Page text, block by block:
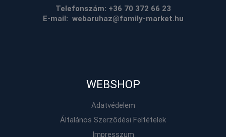
Telefonszám: +36 70 372 66 23
E-mail: webaruhaz@family-market.hu
WEBSHOP
Adatvédelem
Általános Szerződési Feltételek
Impresszum